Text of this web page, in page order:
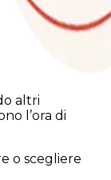
altri
l’ora di
o scegliere